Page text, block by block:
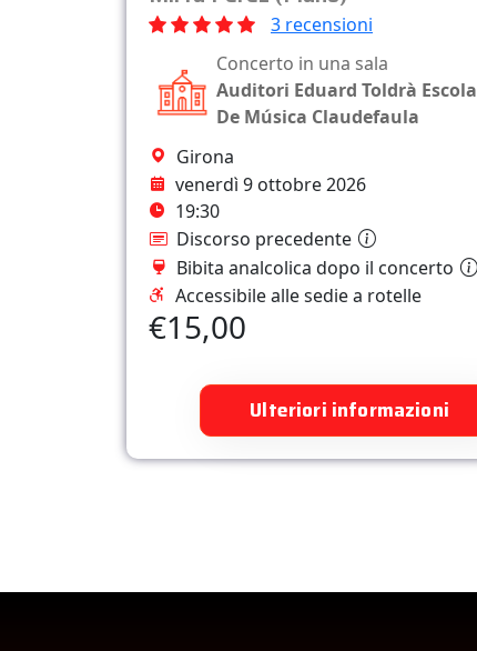
3 recensioni
Concerto in una sala
Auditori Eduard Toldrà Escola
De Música Claudefaula
Girona
venerdì 9 ottobre 2026
19:30
Discorso precedente
Bibita analcolica dopo il concerto
Accessibile alle sedie a rotelle
€15,00
Ulteriori informazioni